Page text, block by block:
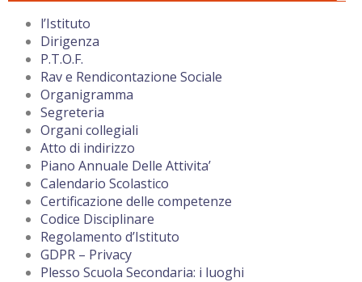
l’Istituto
Dirigenza
P.T.O.F.
Rav e Rendicontazione Sociale
Organigramma
Segreteria
Organi collegiali
Atto di indirizzo
Piano Annuale Delle Attivita’
Calendario Scolastico
Certificazione delle competenze
Codice Disciplinare
Regolamento d’Istituto
GDPR – Privacy
Plesso Scuola Secondaria: i luoghi